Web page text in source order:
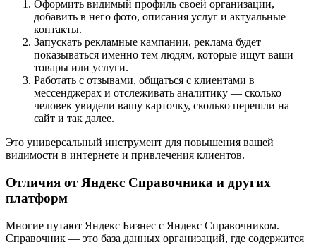
Оформить видимый профиль своей организации,
добавить в него фото, описания услуг и актуальные
контакты.
Запускать рекламные кампании, реклама будет
показываться именно тем людям, которые ищут ваши
товары или услуги.
Работать с отзывами, общаться с клиентами в
мессенджерах и отслеживать аналитику — сколько
человек увидели вашу карточку, сколько перешли на
сайт и так далее.
Это универсальный инструмент для повышения вашей
видимости в интернете и привлечения клиентов.
Отличия от Яндекс Справочника и других
платформ
Многие путают Яндекс Бизнес с Яндекс Справочником.
Справочник — это база данных организаций, где содержится